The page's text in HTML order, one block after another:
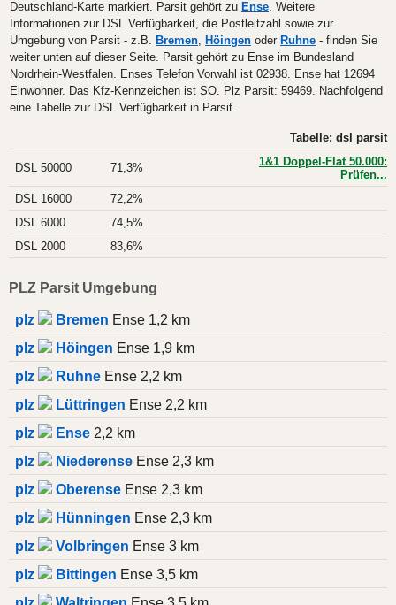
Deutschland-Karte markiert. Parsit gehört zu Ense. Weitere
Informationen zur DSL Verfügbarkeit, die Postleitzahl sowie zur
Umgebung von Parsit - z.B. Bremen, Höingen oder Ruhne - finden Sie
weiter unten auf dieser Seite. Parsit gehört zu Ense im Bundesland
Nordrhein-Westfalen. Enses Telefon Vorwahl ist 02938. Ense hat 12694
Einwohner. Das Kfz-Kennzeichen ist SO. Plz Parsit: 59469. Nachfolgend
eine Tabelle zur DSL Verfügbarkeit in Parsit.
Tabelle: dsl parsit
DSL 50000 71,3%
1&1 Doppel-Flat 50.000:
Prüfen...
DSL 16000
72,2%
DSL 6000
74,5%
DSL 2000
83,6%
PLZ Parsit Umgebung
plz Bremen Ense 1,2 km
plz
Höingen Ense 1,9 km
plz
Ruhne Ense 2,2 km
plz
Lüttringen Ense 2,2 km
plz
Ense 2,2 km
plz
Niederense Ense 2,3 km
plz
Oberense Ense 2,3 km
plz
Hünningen Ense 2,3 km
plz
Volbringen Ense 3 km
plz
Bittingen Ense 3,5 km